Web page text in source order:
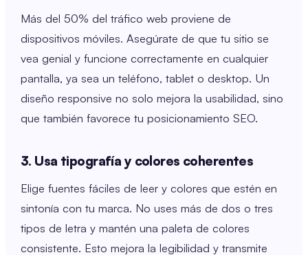
Más del 50% del tráfico web proviene de
dispositivos móviles. Asegúrate de que tu sitio se
vea genial y funcione correctamente en cualquier
pantalla, ya sea un teléfono, tablet o desktop. Un
diseño responsive no solo mejora la usabilidad, sino
que también favorece tu posicionamiento SEO.
3. Usa tipografía y colores coherentes
Elige fuentes fáciles de leer y colores que estén en
sintonía con tu marca. No uses más de dos o tres
tipos de letra y mantén una paleta de colores
consistente. Esto mejora la legibilidad y transmite